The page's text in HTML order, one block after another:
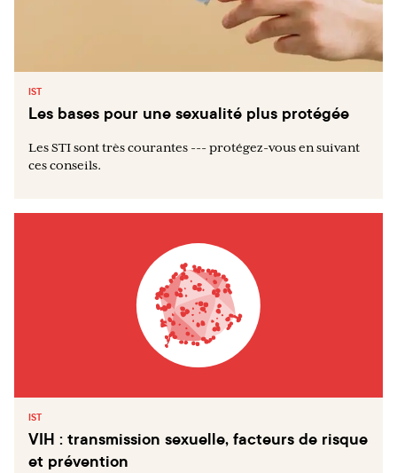
IST
Les bases pour une sexualité plus protégée
Les STI sont très courantes --- protégez-vous en suivant
ces conseils.
IST
VIH : transmission sexuelle, facteurs de risque
et prévention